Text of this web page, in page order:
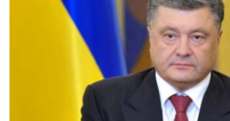
МУЛЬТИМЕДІА
СПЕЦПРОЄКТИ
ПОДКАСТИ